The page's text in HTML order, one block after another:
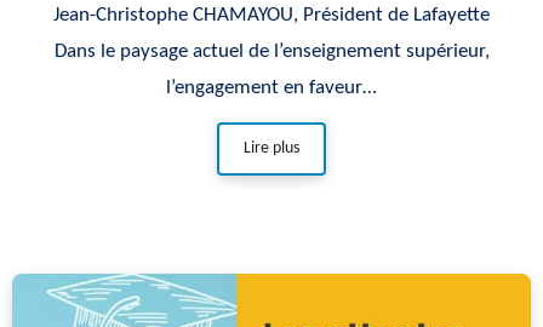
Jean-Christophe CHAMAYOU, Président de Lafayette
Dans le paysage actuel de l’enseignement supérieur,
l’engagement en faveur…
Lire plus